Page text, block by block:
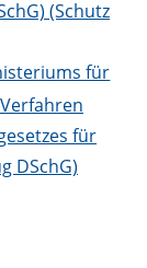
(Schutz
für
für
DSchG)